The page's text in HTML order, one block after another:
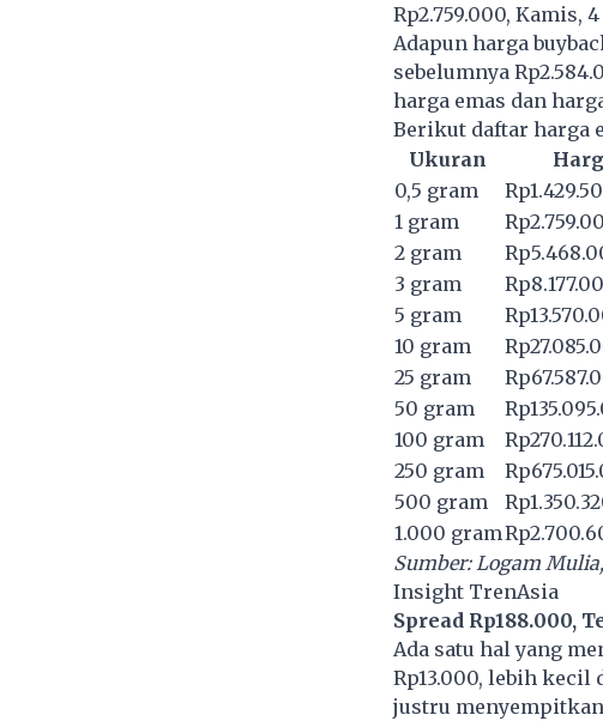
Rp2.759.000, Kamis,
Adapun harga
sebelumnya
harga emas dan
Berikut daftar harga
Ukuran
0,5 gram
1 gram
2 gram
3 gram
5 gram
10 gram
25 gram
50 gram
100 gram
250 gram
500 gram
1.000 gram
Sumber: Logam
Insight TrenAsia
Spread Rp188.000,
Ada satu hal yang
Rp13.000, lebih kecil
justru menyempitkan